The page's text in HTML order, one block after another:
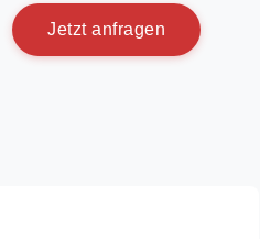
Jetzt anfragen